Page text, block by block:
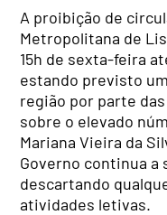
A proibição de
Metropolitana de
15h de sexta-feira
estando previsto
região por parte
sobre o elevado
Mariana Vieira da
Governo continua
descartando
atividades letivas.